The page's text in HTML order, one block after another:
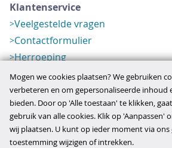
Klantenservice
Veelgestelde vragen
Contactformulier
Herroeping
Over ons
Bedrijfsgegevens
Werkwijze
Overzichten
Verlopen aanbod
Mogen we cookies plaatsen? We gebruiken
verbeteren en om gepersonaliseerde inhoud
bieden. Door op 'Alle toestaan' te klikken,
gebruik van alle cookies. Klik op 'Aanpassen'
wij plaatsen. U kunt op ieder moment via ons
toestemming wijzigen of intrekken.